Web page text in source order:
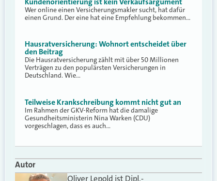
Wer online einen Versicherungsmakler sucht, hat dafür
einen Grund. Der eine hat eine Empfehlung bekommen…
Hausratversicherung: Wohnort entscheidet über
den Beitrag
Die Hausratversicherung zählt mit über 50 Millionen
Verträgen zu den populärsten Versicherungen in
Deutschland. Wie…
Teilweise Krankschreibung kommt nicht gut an
Im Rahmen der GKV-Reform hat die damalige
Gesundheitsministerin Nina Warken (CDU)
vorgeschlagen, dass es auch…
Autor
Oliver Lepold ist Dipl.-